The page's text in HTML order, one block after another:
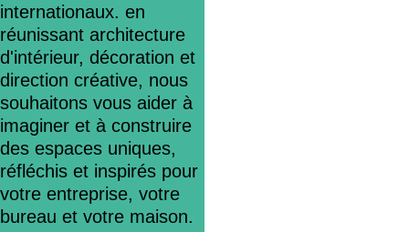
internationaux. en
réunissant architecture
d'intérieur, décoration et
direction créative, nous
souhaitons vous aider à
imaginer et à construire
des espaces uniques,
réfléchis et inspirés pour
votre entreprise, votre
bureau et votre maison.